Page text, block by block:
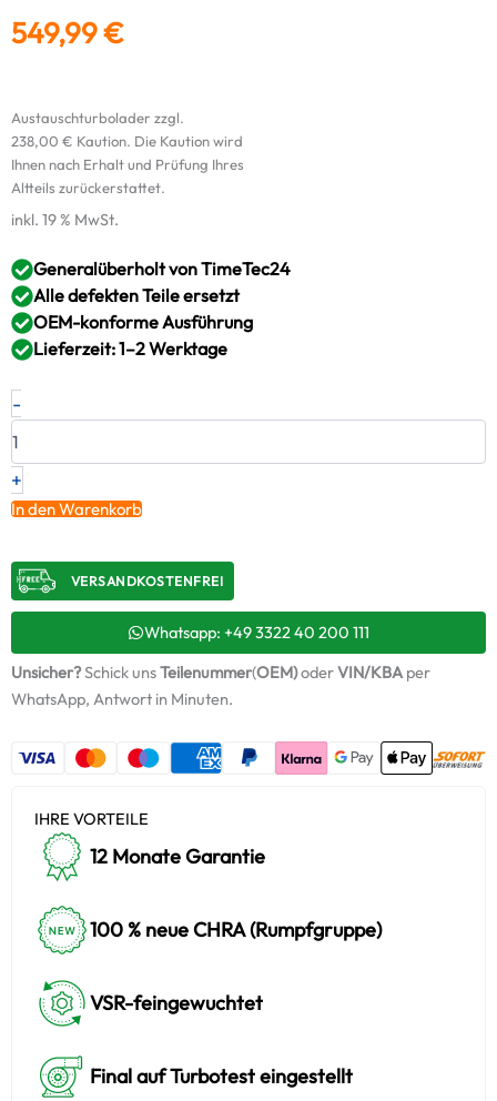
549,99€
Austauschturbolader zzgl.
238,00 € Kaution. Die Kaution wird
Ihnen nach Erhalt und Prüfung Ihres
Altteils zurückerstattet.
inkl. 19 % MwSt.
Generalüberholt von TimeTec24
Alle defekten Teile ersetzt
OEM-konforme Ausführung
Lieferzeit: 1–2 Werktage
-
Turbolader
NISSAN
146PS
YD25DDT
3XN1A
+
Montagesatz
+
In den Warenkorb
VERSANDKOSTENFREI​
Whatsapp: +49 3322 40 200 111
Unsicher?Schick unsTeilenummer(OEM)oderVIN/KBAper
WhatsApp, Antwort in Minuten.
IHRE VORTEILE
12 Monate Garantie
100 % neue CHRA (Rumpfgruppe)
VSR-feingewuchtet
Final auf Turbotest eingestellt